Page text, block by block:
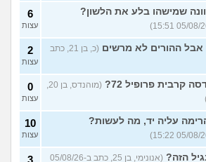
מעט 23, אני מרגישה
(אנונמית,
7
עצות
יותר
מאשר
(Itay Daniel Asael, בן
12
עצות
עם
לקבוע
(סיון, בת
9
שמישהו בלע את הלשון? 6
עצות
אבל ההורים לא מרשים
(כ, בן 21, כתב
2
עצות
קרבית פרופיל 72?
(מוהנדס, בן 20,
0
עצות
עליה יד, מה לעשות? 10
עצות
הזה?
(אנונימי, בן 25, כתב ב-05/08/26